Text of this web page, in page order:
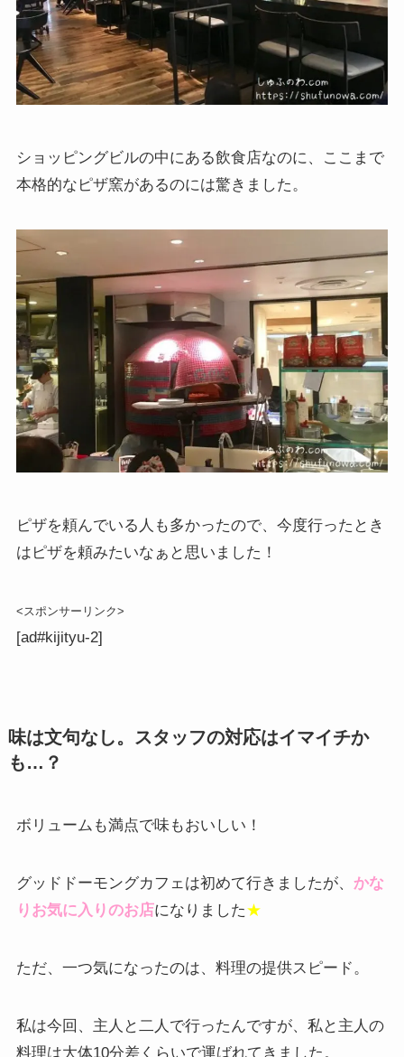
ショッピングビルの中にある飲食店なのに、ここまで
本格的なピザ窯があるのには驚きました。
ピザを頼んでいる人も多かったので、今度行ったとき
はピザを頼みたいなぁと思いました！
<スポンサーリンク>
[ad#kijityu-2]
味は文句なし。スタッフの対応はイマイチか
も…？
ボリュームも満点で味もおいしい！
グッドドーモングカフェは初めて行きましたが、 かな
りお気に入りのお店になりました★
ただ、一つ気になったのは、料理の提供スピード。
私は今回、主人と二人で行ったんですが、私と主人の
料理は大体10分差くらいで運ばれてきました。